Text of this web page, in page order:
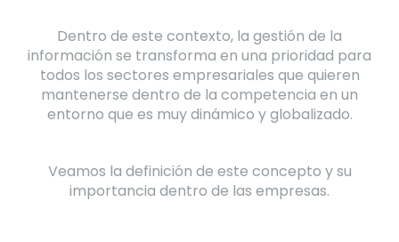
Dentro de este contexto, la gestión de la
información se transforma en una prioridad para
todos los sectores empresariales que quieren
mantenerse dentro de la competencia en un
entorno que es muy dinámico y globalizado.
Veamos la definición de este concepto y su
importancia dentro de las empresas.